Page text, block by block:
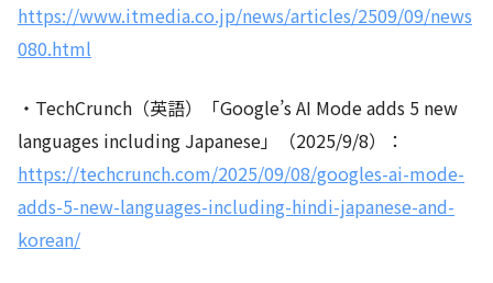
https://www.itmedia.co.jp/news/articles/2509/09/news
080.html
・TechCrunch（英語）「Google’s AI Mode adds 5 new
languages including Japanese」（2025/9/8）：
https://techcrunch.com/2025/09/08/googles-ai-mode-
adds-5-new-languages-including-hindi-japanese-and-
korean/